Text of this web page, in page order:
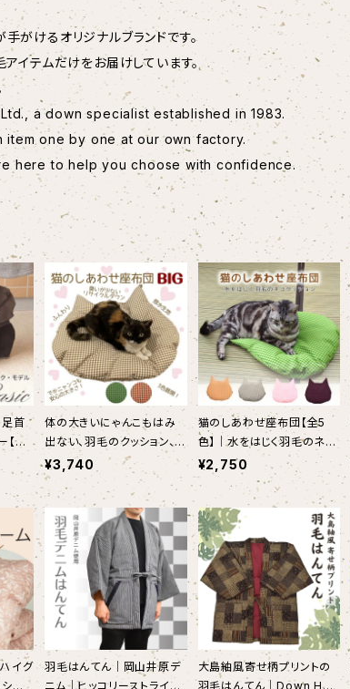
がけるオリジナルブランドです。
イテムだけをお届けしています。
a down specialist established in 1983.
one by one at our own factory.
here to help you choose with confidence.
足首
【ベ
え対
】
体の大きいにゃんこもはみ
出ない、羽毛のクッション、猫
のしあわせ座布団 BIG
¥3,740
猫のしあわせ座布団【全5
色】｜水をはじく羽毛のネコ
クッション
¥2,750
イグ
ン
羽毛はんてん｜岡山井原デ
ニム｜ヒッコリーストライ
大島紬風寄せ柄プリントの
羽毛はんてん｜Down Han